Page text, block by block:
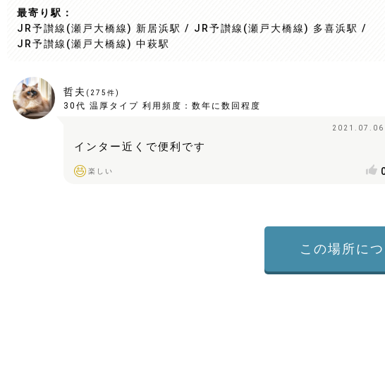
最寄り駅：
JR予讃線(瀬戸大橋線) 新居浜駅 / JR予讃線(瀬戸大橋線) 多喜浜駅 /
JR予讃線(瀬戸大橋線) 中萩駅
哲夫 ( 275 件)
30代 温厚タイプ 利用頻度： 数年に数回程度
2021.07.06
インター近くで便利です
楽しい
この場所に